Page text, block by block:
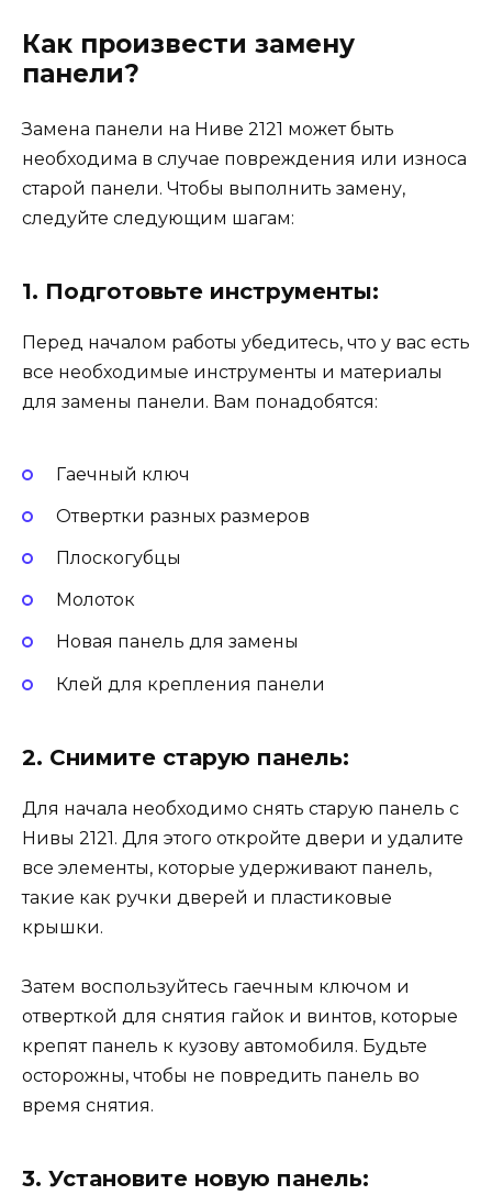
Как произвести замену
панели?
Замена панели на Ниве 2121 может быть
необходима в случае повреждения или износа
старой панели. Чтобы выполнить замену,
следуйте следующим шагам:
1. Подготовьте инструменты:
Перед началом работы убедитесь, что у вас есть
все необходимые инструменты и материалы
для замены панели. Вам понадобятся:
Гаечный ключ
Отвертки разных размеров
Плоскогубцы
Молоток
Новая панель для замены
Клей для крепления панели
2. Снимите старую панель:
Для начала необходимо снять старую панель с
Нивы 2121. Для этого откройте двери и удалите
все элементы, которые удерживают панель,
такие как ручки дверей и пластиковые
крышки.
Затем воспользуйтесь гаечным ключом и
отверткой для снятия гайок и винтов, которые
крепят панель к кузову автомобиля. Будьте
осторожны, чтобы не повредить панель во
время снятия.
3. Установите новую панель: